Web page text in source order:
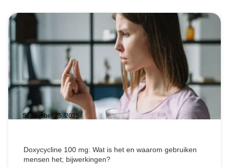
Doxycycline 100 mg: Wat is het en waarom gebruiken
mensen het; bijwerkingen?
September 25, 2025